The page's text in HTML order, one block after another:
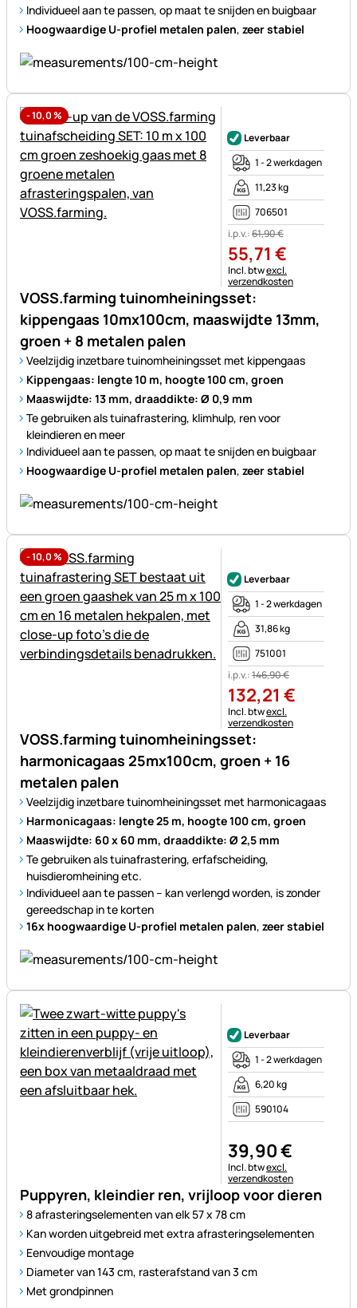
Individueel aan te passen, op maat te snijden en buigbaar
Hoogwaardige U-profiel metalen palen, zeer stabiel
-10,0%
VOSS.farming tuinomheiningsset:
kippengaas 10mx100cm, maaswijdte 13mm,
groen + 8 metalen palen
Veelzijdig inzetbare tuinomheiningsset met kippengaas
Kippengaas: lengte 10 m, hoogte 100 cm, groen
Maaswijdte: 13 mm, draaddikte: Ø 0,9 mm
Te gebruiken als tuinafrastering, klimhulp, ren voor
kleindieren en meer
Individueel aan te passen, op maat te snijden en buigbaar
Hoogwaardige U-profiel metalen palen, zeer stabiel
Leverbaar
1 - 2 werkdagen
11,23 kg
706501
i.p.v.:61,90€
55,71 €
Belastinginformatie:
Incl. btwexcl.
verzendkosten
-10,0%
VOSS.farming tuinomheiningsset:
harmonicagaas 25mx100cm, groen + 16
metalen palen
Veelzijdig inzetbare tuinomheiningsset met harmonicagaas
Harmonicagaas: lengte 25 m, hoogte 100 cm, groen
Maaswijdte: 60 x 60 mm, draaddikte: Ø 2,5 mm
Te gebruiken als tuinafrastering, erfafscheiding,
huisdieromheining etc.
Individueel aan te passen – kan verlengd worden, is zonder
gereedschap in te korten
16x hoogwaardige U-profiel metalen palen, zeer stabiel
Leverbaar
1 - 2 werkdagen
31,86 kg
751001
i.p.v.:146,90€
132,21 €
Belastinginformatie:
Incl. btwexcl.
verzendkosten
Puppyren, kleindier ren, vrijloop voor dieren
8 afrasteringselementen van elk 57 x 78 cm
Kan worden uitgebreid met extra afrasteringselementen
Eenvoudige montage
Diameter van 143 cm, rasterafstand van 3 cm
Met grondpinnen
Leverbaar
1 - 2 werkdagen
6,20 kg
590104
39,90€
Belastinginformatie:
Incl. btwexcl.
verzendkosten